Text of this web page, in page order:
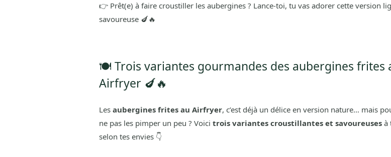
👉 Prêt(e) à faire croustiller les aubergines ? Lance-toi, tu vas adorer cette version
savoureuse 🍆🔥
🍽️ Trois variantes gourmandes des aubergines frites
Airfryer 🍆🔥
Les aubergines frites au Airfryer, c’est déjà un délice en version nature… mais
ne pas les pimper un peu ? Voici trois variantes croustillantes et savoureusesà
selon tes envies 👇